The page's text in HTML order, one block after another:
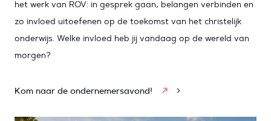
het werk van ROV: in gesprek gaan, belangen verbinden en
zo invloed uitoefenen op de toekomst van het christelijk
onderwijs. Welke invloed heb jij vandaag op de wereld van
morgen?
Kom naar de ondernemersavond!